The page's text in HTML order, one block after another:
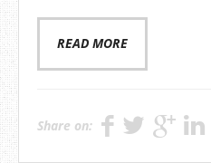
READ MORE
Share on: